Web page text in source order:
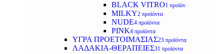
BLACK VITRO1 προϊόν
MILKY2 προϊόντα
NUDE4 προϊόντα
PINK4 προϊόντα
ΥΓΡΑ ΠΡΟΕΤΟΙΜΑΣΙΑΣ23 προϊόντα
ΛΑΔΑΚΙΑ-ΘΕΡΑΠΕΙΕΣ31 προϊόντα